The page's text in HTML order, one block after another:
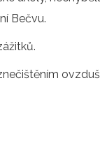
Bečvu.